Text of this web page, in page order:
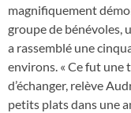
magnifiquement
groupe de bénévoles,
a rassemblé une
environs. « Ce fut une
d’échanger, relève
petits plats dans une